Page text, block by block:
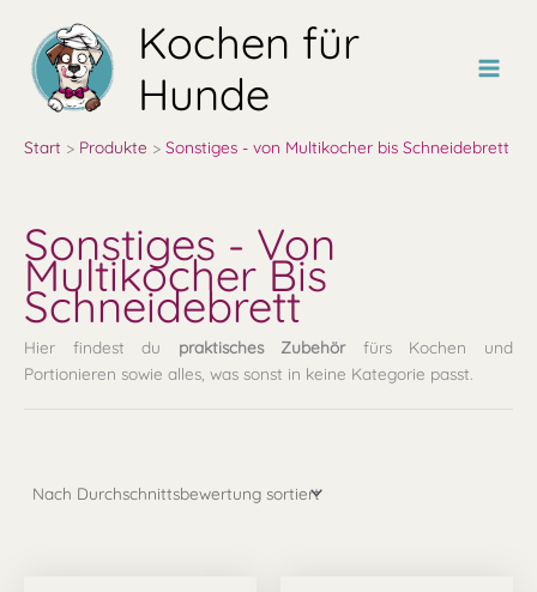
Inhalt
springen
Kochen für
Hunde
Start Produkte Sonstiges - von Multikocher bis Schneidebrett
Sonstiges - Von
Multikocher Bis
Schneidebrett
Hier findest du praktisches Zubehörfürs Kochen und
Portionieren sowie alles, was sonst in keine Kategorie passt.